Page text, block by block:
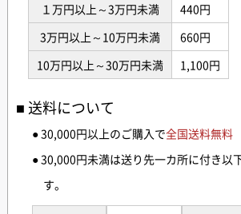
１万円以上～3万円未満
440円
3万円以上～10万円未満
660円
10万円以上～30万円未満
1,100円
送料について
● 30,000円以上のご購入で全国送料無料
● 30,000円未満は送り先一カ所に付き以
す。